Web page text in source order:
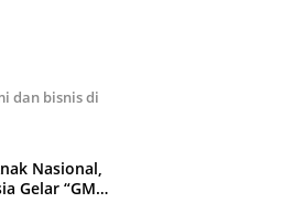
dan bisnis di
Nasional,
Gelar “GM